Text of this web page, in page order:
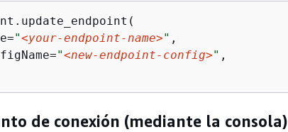
"<your-endpoint-name>" ,
"<new-endpoint-config>" ,
de conexión (mediante la consola)